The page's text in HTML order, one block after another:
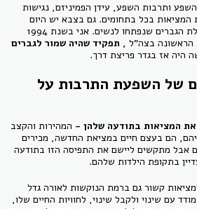
ותרבות השפע, עידן הפמיניזם, נגישות
בכל בתחומים. גם בצבא יש היום
מגוון תפקידים שהיו פעם נחלת הגברים שנפתחו לנשים. אני בשנת 1994
הראשונה בצה"ל , תפקיד שהיה שמור לגברים
היה אז בגדר פריצת דרך.
של השפעת התרבות על
המהירות והקצב
הם בעצם חיים במציאת החדשה, מכירים
אבל מתקשים ליישם את התפיסה הזו בתודעה
בתקופת הילדות שלהם.
קשור גם ברמת הנוקשות לאורה גדל
עם שינוי ולקבל שינוי, לחוויות החיים שלו,